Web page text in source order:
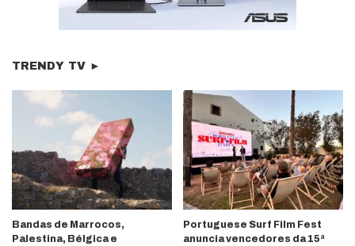
TRENDY TV ►
Bandas de Marrocos,
Palestina, Bélgica e
Portuguese Surf Film Fest
anuncia vencedores da 15ª